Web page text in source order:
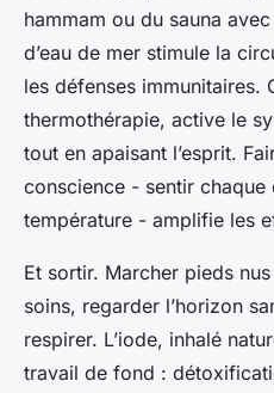
hammam ou du sauna
d’eau de mer stimule la
les défenses immunitaires.
thermothérapie, active le
tout en apaisant l’esprit.
conscience - sentir chaque
température - amplifie les
Et sortir. Marcher pieds
soins, regarder l’horizon
respirer. L’iode, inhalé
travail de fond :